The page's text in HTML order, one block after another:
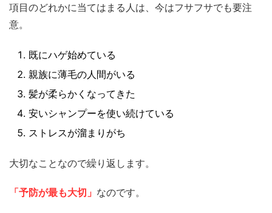
項目のどれかに当てはまる人は、今はフサフサでも要注
意。
既にハゲ始めている
親族に薄毛の人間がいる
髪が柔らかくなってきた
安いシャンプーを使い続けている
ストレスが溜まりがち
大切なことなので繰り返します。
「予防が最も大切」 なのです。